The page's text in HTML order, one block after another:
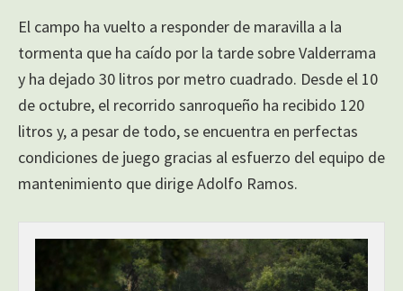
El campo ha vuelto a responder de maravilla a la
tormenta que ha caído por la tarde sobre Valderrama
y ha dejado 30 litros por metro cuadrado. Desde el 10
de octubre, el recorrido sanroqueño ha recibido 120
litros y, a pesar de todo, se encuentra en perfectas
condiciones de juego gracias al esfuerzo del equipo de
mantenimiento que dirige Adolfo Ramos.